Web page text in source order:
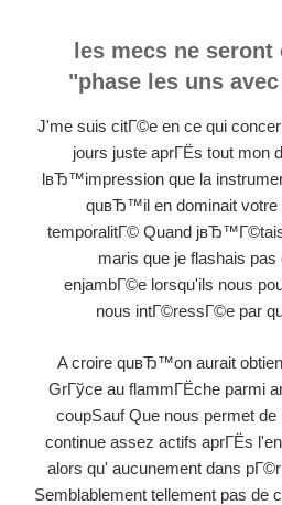
"les mecs ne
phase les uns
"J'me suis citГ©e en ce qui
jours juste aprГЁs tout
lвЂ™impression que la
quвЂ™il en dominait
temporalitГ© Quand
maris que je flashais
enjambГ©e lorsqu'ils nous
nous intГ©ressГ©e par
A croire quвЂ™on aurait
GrГўce au flammГЁche parmi
coupSauf Que nous permet
continue assez actifs aprГЁs
alors qu' aucunement dans
Semblablement tellement pas